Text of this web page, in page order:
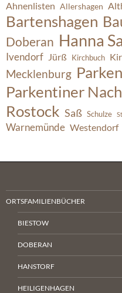
Ahnenlisten Allershagen
Bartenshagen
Doberan Hanna
Ivendorf Jürß Kirchbuch
Mecklenburg
Parkentiner
Rostock Saß Schulze
Warnemünde Westendorf
ORTSFAMILIENBÜCHER
BIESTOW
DOBERAN
HANSTORF
HEILIGENHAGEN